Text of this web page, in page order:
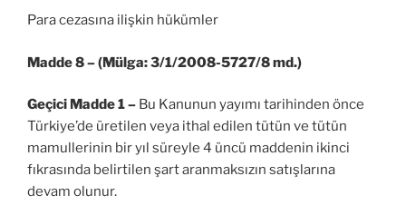
Para cezasına ilişkin hükümler
Madde 8 – (Mülga: 3/1/2008-5727/8 md.)
Geçici Madde 1 – Bu Kanunun yayımı tarihinden önce
Türkiye’de üretilen veya ithal edilen tütün ve tütün
mamullerinin bir yıl süreyle 4 üncü maddenin ikinci
fıkrasında belirtilen şart aranmaksızın satışlarına
devam olunur.